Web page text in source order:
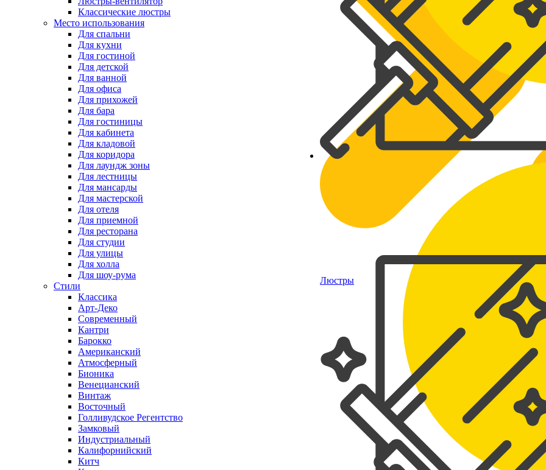
Люстры
Классические люстры
Место использования
Для спальни
Для кухни
Для гостиной
Для детской
Для ванной
Для офиса
Для прихожей
Для бара
Для гостиницы
Для кабинета
Для кладовой
Для коридора
Для лаундж зоны
Для лестницы
Для мансарды
Для мастерской
Для отеля
Для приемной
Для ресторана
Для студии
Для улицы
Для холла
Для шоу-рума
Стили
Классика
Арт-Деко
Современный
Кантри
Барокко
Американский
Атмосферный
Бионика
Венецианский
Винтаж
Восточный
Голливудское Регентство
Замковый
Индустриальный
Калифорнийский
Китч